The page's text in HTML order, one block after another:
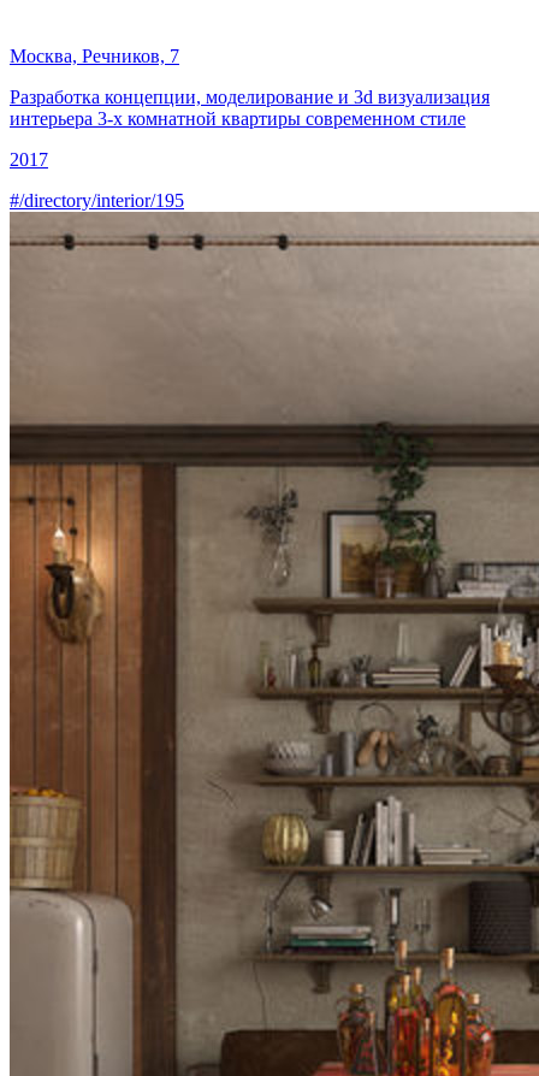
Москва, Речников, 7
Разработка концепции, моделирование и 3d визуализация
интерьера 3-х комнатной квартиры современном стиле
2017
#/directory/interior/195